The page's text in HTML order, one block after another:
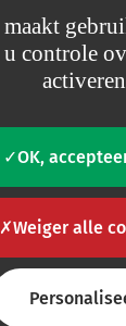
maakt
u controle
activeren
OK,
Weiger alle
hulpmiddel al
R&D-team.
product